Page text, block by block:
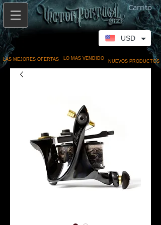
Carrito
LAS MEJORES OFERTAS LO MAS VENDIDO
NUEVOS PRODUCTOS
USD